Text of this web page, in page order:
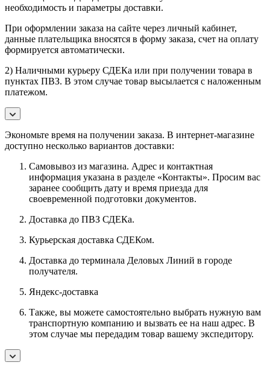
необходимость и параметры доставки.
При оформлении заказа на сайте через личный кабинет,
данные плательщика вносятся в форму заказа, счет на оплату
формируется автоматически.
2) Наличными курьеру СДЕКа или при получении товара в
пунктах ПВЗ. В этом случае товар высылается с наложенным
платежом.
Экономьте время на получении заказа. В интернет-магазине
доступно несколько вариантов доставки:
Самовывоз из магазина. Адрес и контактная
информация указана в разделе «Контакты». Просим вас
заранее сообщить дату и время приезда для
своевременной подготовки документов.
Доставка до ПВЗ СДЕКа.
Курьерская доставка СДЕКом.
Доставка до терминала Деловых Линий в городе
получателя.
Яндекс-доставка
Также, вы можете самостоятельно выбрать нужную вам
транспортную компанию и вызвать ее на наш адрес. В
этом случае мы передадим товар вашему экспедитору.